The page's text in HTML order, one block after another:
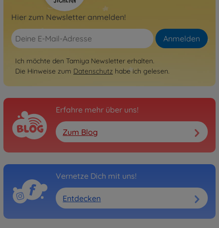
Hier zum Newsletter anmelden!
Anmelden
Ich möchte den Tamiya Newsletter erhalten.
Die Hinweise zum Datenschutz habe ich gelesen.
Erfahre mehr über uns!
Zum Blog
Vernetze Dich mit uns!
Entdecken